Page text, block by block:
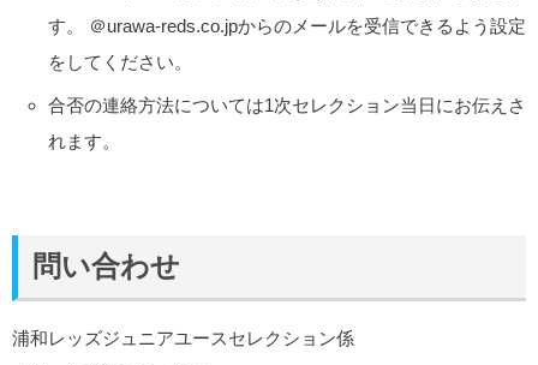
す。 ＠urawa-reds.co.jpからのメールを受信できるよう設定
をしてください。
合否の連絡方法については1次セレクション当日にお伝えさ
れます。
問い合わせ
浦和レッズジュニアユースセレクション係